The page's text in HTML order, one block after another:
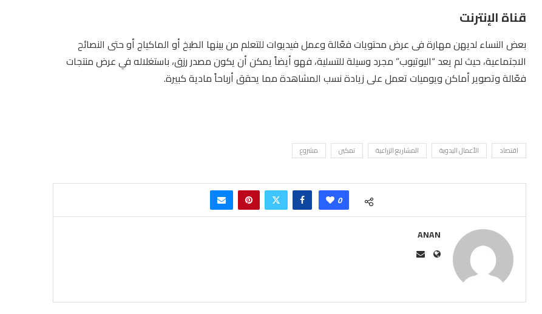
قناة الإنترنت
بعض النساء لديهن مهارة فى عرض محتويات فعّالة وعمل فيديوات للتعلم من بينها الطبخ أو الماكياج أو حتى النصائح
الاجتماعية، حيث لم يعد “اليوتيوب” مجرد وسيلة للتسلية، فهو أيضاً يمكن أن يكون مصدر رزق، باستغلاله في عرض منتجات
فعّالة وتصوير أماكن ويوميات تعمل على زيادة نسب المشاهدة مما يحقق أرباحاً مادية كبيرة.
اقتصاد الأعمال اليدوية المشاريع الزراعية تمكين مشروع
0
ANAN